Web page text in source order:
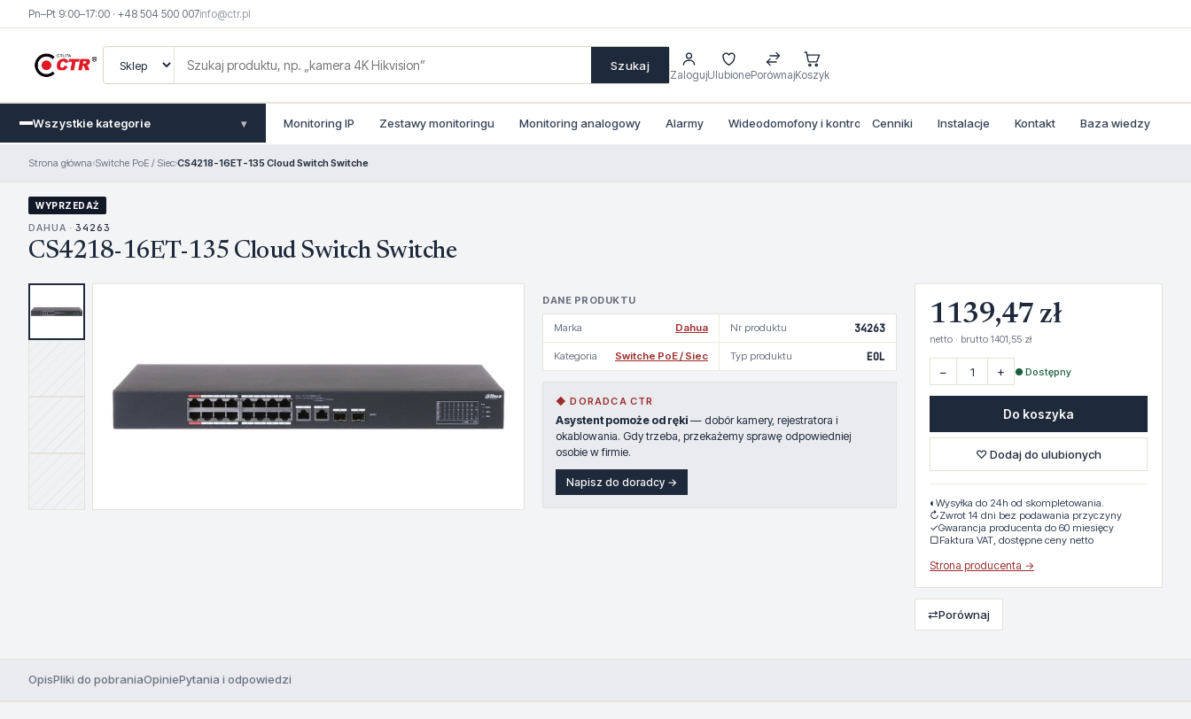
Pn–Pt 9:00–17:00 · +48 504 500 007info@ctr.pl
Szukaj
ZalogujUlubionePorównajKoszyk
Wszystkie kategorie ▾ Monitoring IP Zestawy monitoringu Monitoring analogowy Alarmy Wideodomofony i kontrola dostepu
Cenniki Instalacje Kontakt Baza wiedzy
Strona główna›Switche PoE / Siec›CS4218-16ET-135 Cloud Switch Switche
WYPRZEDAŻ
DAHUA · 34263
CS4218-16ET-135 Cloud Switch Switche
DANE PRODUKTU
Marka Dahua Nr produktu 34263
Kategoria Switche PoE / Siec Typ produktu EOL
◆ DORADCA CTR
Asystent pomoże od ręki — dobór kamery, rejestratora i
okablowania. Gdy trzeba, przekażemy sprawę odpowiedniej
osobie w firmie.
Napisz do doradcy →
1139,47 zł
netto · brutto 1401,55 zł
− + ● Dostępny
Do koszyka
♡ Dodaj do ulubionych
◐ Wysyłka do 24h od skompletowania.
↻Zwrot 14 dni bez podawania przyczyny
✓Gwarancja producenta do 60 miesięcy
▢Faktura VAT, dostępne ceny netto
Strona producenta →
⇄Porównaj
OpisPliki do pobraniaOpiniePytania i odpowiedzi